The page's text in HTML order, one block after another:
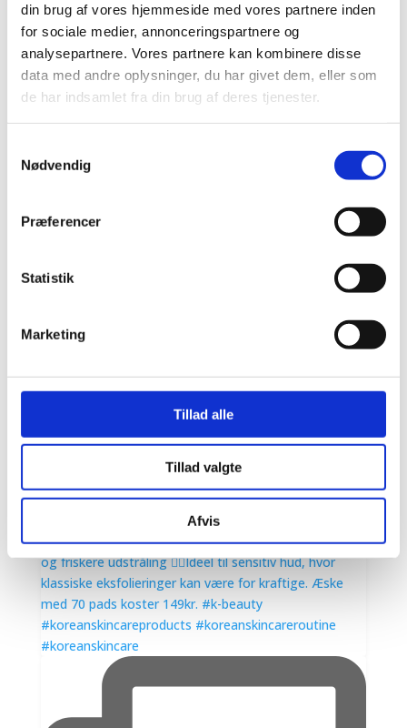
din brug af vores hjemmeside med vores partnere inden
for sociale medier, annonceringspartnere og
analysepartnere. Vores partnere kan kombinere disse
data med andre oplysninger, du har givet dem, eller som
de har indsamlet fra din brug af deres tjenester.
Nødvendig
Præferencer
Statistik
Marketing
Tillad alle
Tillad valgte
Afvis
17966626367932306